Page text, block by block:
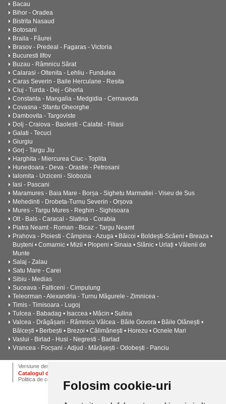
Folosim cookie-uri
Bacau
Bihor - Oradea
Bistrita Nasaud
Botosani
Braila - Făurei
Brasov - Predeal - Fagaras - Victoria
Bucuresti Ilfov
Buzau - Râmnicu Sărat
Calarasi - Oltenita - Lehliu - Fundulea
Caras Severin - Baile Herculane - Resita
Cluj - Turda - Dej - Gherla
Constanta - Mangalia - Medgidia - Cernavoda
Covasna - Sfantu Gheorghe
Dambovita - Targoviste
Dolj - Craiova - Baolesti - Calafat - Filiasi
Galati - Tecuci
Giurgiu
Gorj - Targu Jiu
Harghita - Miercurea Ciuc - Toplita
Hunedoara - Deva - Orastie - Petrosani
Ialomita - Urziceni - Slobozia
Iasi - Pascani
Maramures - Baia Mare - Borșa - Sighetu Marmatiei - Viseu de Sus
Mehedinti - Drobeta-Turnu Severin - Orșova
Mures - Targu Mures - Reghin - Sighisoara
Olt - Bals - Caracal - Slatina - Corabia
Piatra Neamt - Roman - Bicaz - Targu Neamt
Prahova - Ploiesti - Câmpina - Azuga • Băicoi • Boldești-Scăeni • Breaza •
Bușteni • Comarnic • Mizil • Plopeni • Sinaia • Slănic • Urlați • Vălenii de
Munte
Salaj - Zalau
Satu Mare - Carei
Sibiu - Medias
Suceava - Falticeni - Cimpulung
Teleorman - Alexandria - Turnu Măgurele - Zimnicea -
Timis - Timisoara - Lugoj
Tulcea - Babadag • Isaccea • Măcin • Sulina
Valcea - Drăgășani - Râmnicu Vâlcea - Băile Govora • Băile Olănești •
Bălcești • Berbești • Brezoi • Călimănești • Horezu • Ocnele Mari
Vaslui - Birlad - Husi - Negresti - Barlad
Vrancea - Focșani - Adjud - Mărășești - Odobești - Panciu
Versiune desktop
Catalogul de instalatii termice, ventilatie si climatizare CALOR
Politica de confidentialitate